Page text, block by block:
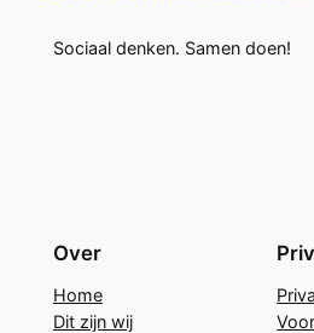
Sociaal denken. Samen doen!
Over
Home
Dit zijn wij